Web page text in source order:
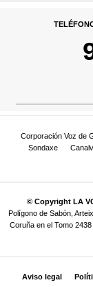
Corporación Voz de
Sondaxe
© Copyright LA
Polígono de Sabón,
Coruña en el Tomo
Aviso legal